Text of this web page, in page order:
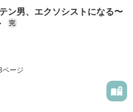
読む
読む
ン男、エクソシストになる〜
完
ページ